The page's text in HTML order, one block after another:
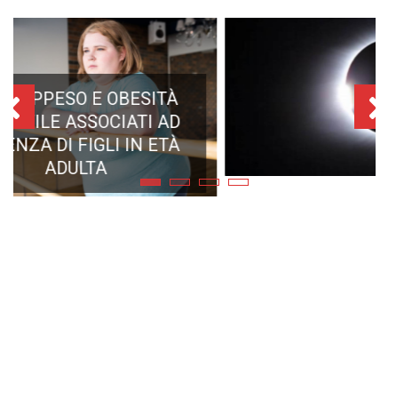
ECLISSE TOTALE DEL 12
AGOSTO 2026: DOVE SI
POTRÀ VEDERE